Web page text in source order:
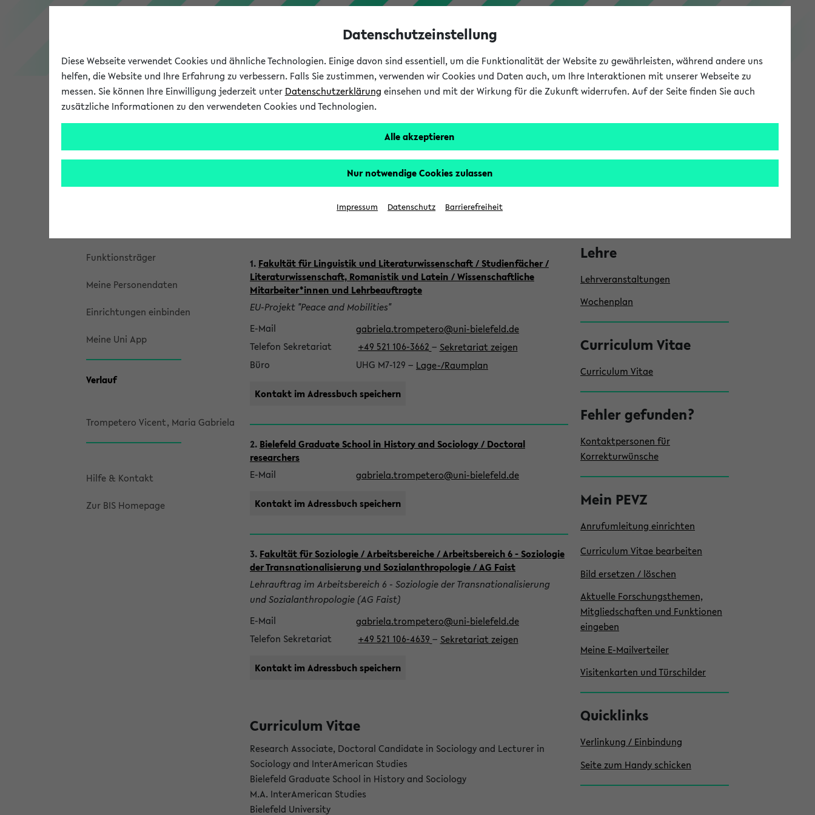
PEVZ
Universität Forschung Studium
Personen- und Einrichtungssuche
Funktionsträger
Meine Personendaten
Einrichtungen einbinden
Meine Uni App
Verlauf
Trompetero Vicent, Maria Gabriela
Hilfe & Kontakt
Zur BIS Homepage
Frau Maria Gabriela Trompetero
Vicent
K
o
n
t
a
k
t
1. Fakultät für Linguistik und Literaturwissenschaft / Studienfächer /
Literaturwissenschaft, Romanistik und Latein / Wissenschaftliche
Mitarbeiter*innen und Lehrbeauftragte
EU-Projekt "Peace and Mobilities"
E-Mail
gabriela.trompetero@uni-bielefeld.de
Telefon Sekretariat
+49 521 106-3662 − Sekretariat zeigen
Büro
UHG M7-129 − Lage-/Raumplan
Kontakt im Adressbuch speichern
2. Bielefeld Graduate School in History and Sociology / Doctoral
researchers
E-Mail
gabriela.trompetero@uni-bielefeld.de
Kontakt im Adressbuch speichern
3. Fakultät für Soziologie / Arbeitsbereiche / Arbeitsbereich 6 - Soziologie
der Transnationalisierung und Sozialanthropologie / AG Faist
Lehrauftrag im Arbeitsbereich 6 - Soziologie der Transnationalisierung
und Sozialanthropologie (AG Faist)
E-Mail
gabriela.trompetero@uni-bielefeld.de
Telefon Sekretariat
+49 521 106-4639 − Sekretariat zeigen
Kontakt im Adressbuch speichern
Curriculum Vitae
Research Associate, Doctoral Candidate in Sociology and Lecturer in
Sociology and InterAmerican Studies
Bielefeld Graduate School in History and Sociology
M.A. InterAmerican Studies
Bielefeld University
S
e
i
n
Forschung
Mein Forschungsprofil
Lehre
Lehrveranstaltungen
Wochenplan
Curriculum Vitae
Curriculum Vitae
Fehler gefunden?
Kontaktpersonen für
Korrekturwünsche
Mein PEVZ
Anrufumleitung einrichten
Curriculum Vitae bearbeiten
Bild ersetzen / löschen
Aktuelle Forschungsthemen,
Mitgliedschaften und Funktionen
eingeben
Meine E-Mailverteiler
Visitenkarten und Türschilder
Quicklinks
Verlinkung / Einbindung
Seite zum Handy schicken
Datenschutzeinstellung
Diese Webseite verwendet Cookies und ähnliche Technologien. Einige davon sind essentiell, um die Funktionalität der Website zu gewährleisten, während andere uns
helfen, die Website und Ihre Erfahrung zu verbessern. Falls Sie zustimmen, verwenden wir Cookies und Daten auch, um Ihre Interaktionen mit unserer Webseite zu
messen. Sie können Ihre Einwilligung jederzeit unter Datenschutzerklärung einsehen und mit der Wirkung für die Zukunft widerrufen. Auf der Seite finden Sie auch
zusätzliche Informationen zu den verwendeten Cookies und Technologien.
Alle akzeptieren
Nur notwendige Cookies zulassen
Impressum Datenschutz Barrierefreiheit